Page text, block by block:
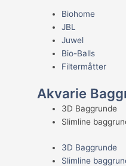
Biohome
JBL
Juwel
Bio-Balls
Filtermåtter
Akvarie
3D Baggrunde
Slimline
3D Baggrunde
Slimline